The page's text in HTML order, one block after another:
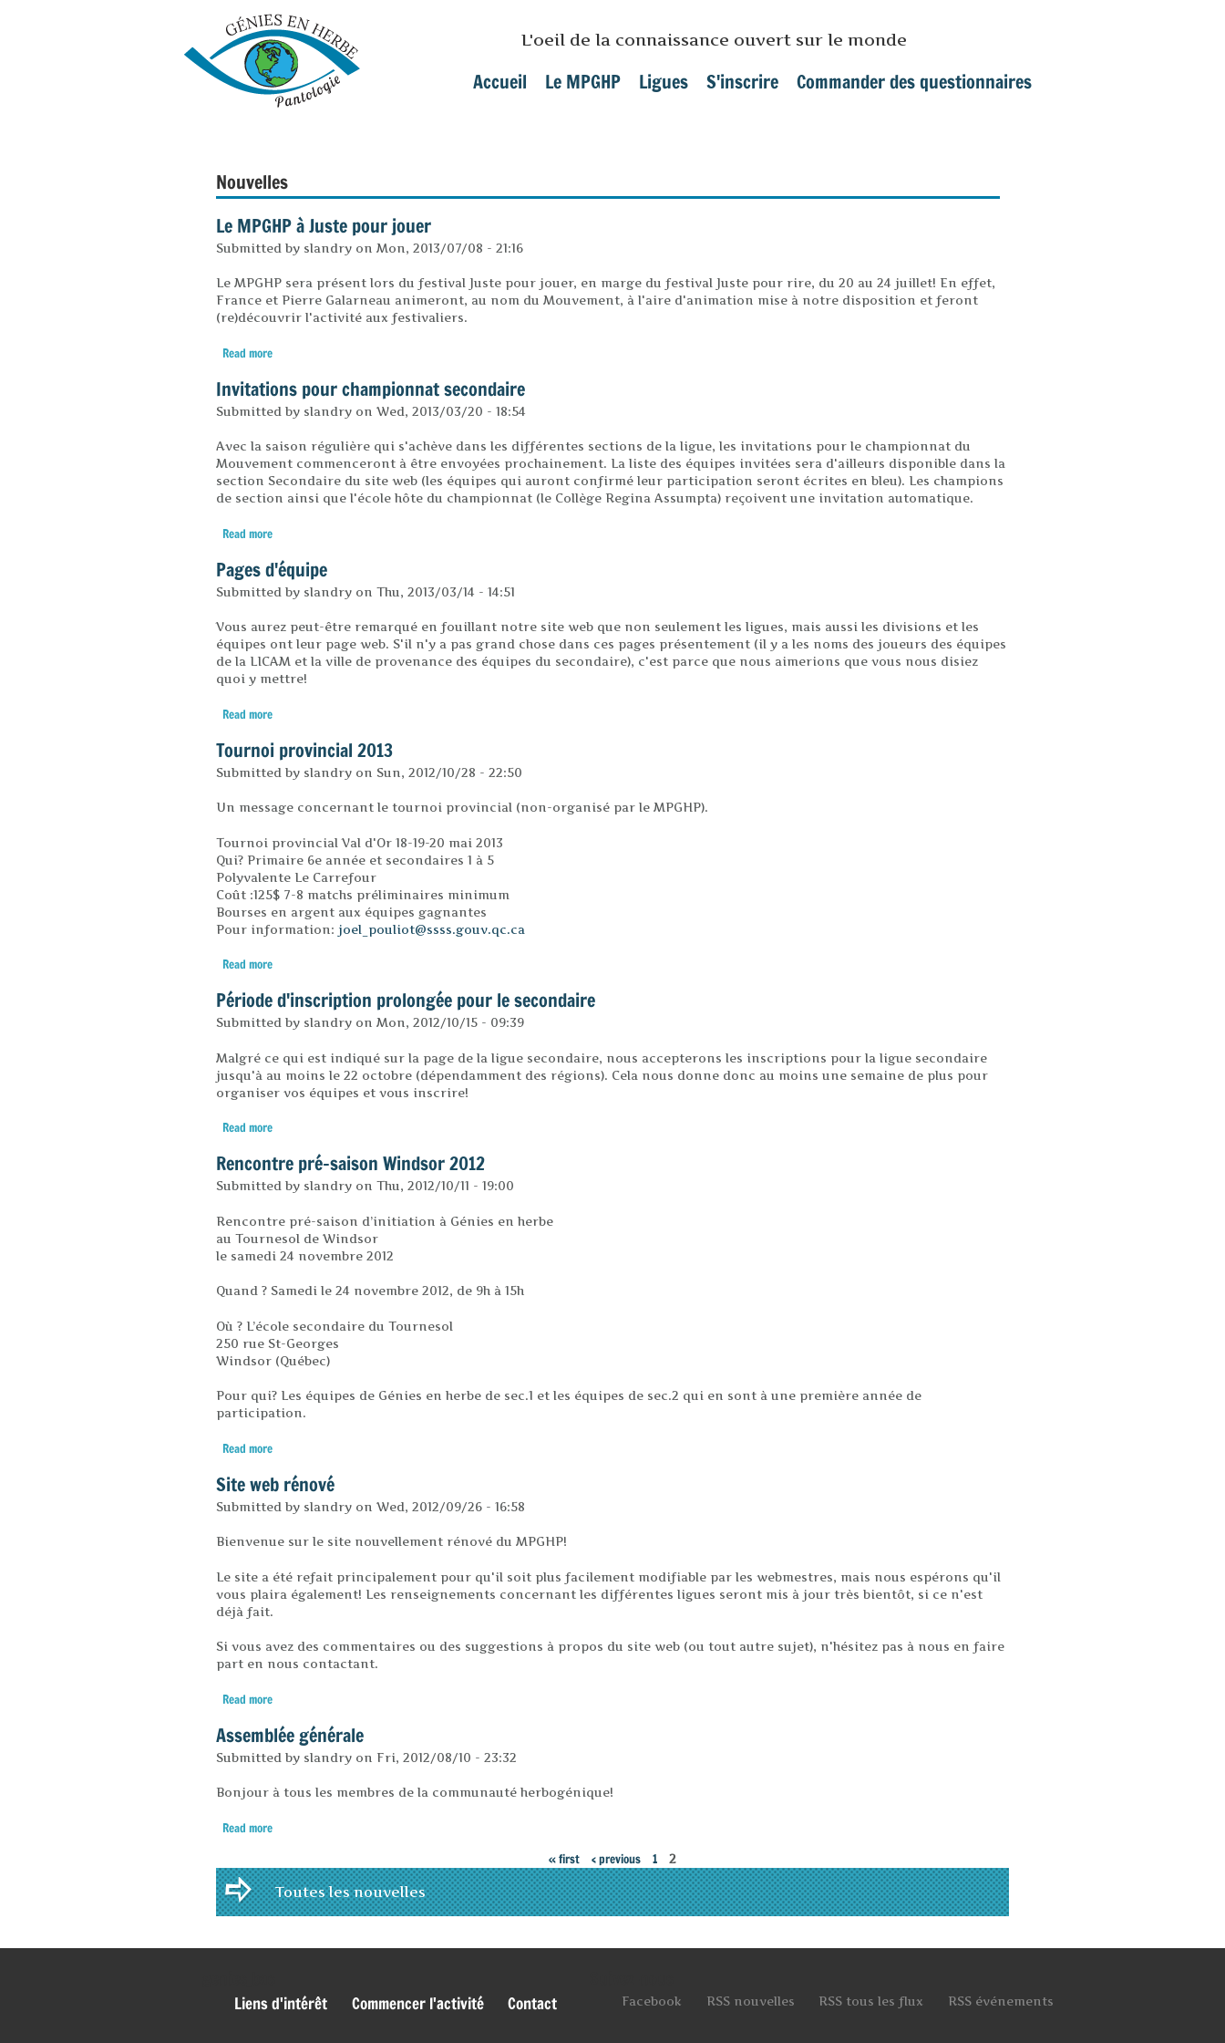
L'oeil de la connaissance ouvert sur le monde
Main menu
Accueil Le MPGHP Ligues S'inscrire Commander des questionnaires
Nouvelles
Le MPGHP à Juste pour jouer
Submitted by slandry on Mon, 2013/07/08 - 21:16
Le MPGHP sera présent lors du festival Juste pour jouer, en marge du festival Juste pour rire, du 20 au 24 juillet! En effet,
France et Pierre Galarneau animeront, au nom du Mouvement, à l'aire d'animation mise à notre disposition et feront
(re)découvrir l'activité aux festivaliers.
Read moreabout Le MPGHP à Juste pour jouer
Invitations pour championnat secondaire
Submitted by slandry on Wed, 2013/03/20 - 18:54
Avec la saison régulière qui s'achève dans les différentes sections de la ligue, les invitations pour le championnat du
Mouvement commenceront à être envoyées prochainement. La liste des équipes invitées sera d'ailleurs disponible dans la
section Secondaire du site web (les équipes qui auront confirmé leur participation seront écrites en bleu). Les champions
de section ainsi que l'école hôte du championnat (le Collège Regina Assumpta) reçoivent une invitation automatique.
Read moreabout Invitations pour championnat secondaire
Pages d'équipe
Submitted by slandry on Thu, 2013/03/14 - 14:51
Vous aurez peut-être remarqué en fouillant notre site web que non seulement les ligues, mais aussi les divisions et les
équipes ont leur page web. S'il n'y a pas grand chose dans ces pages présentement (il y a les noms des joueurs des équipes
de la LICAM et la ville de provenance des équipes du secondaire), c'est parce que nous aimerions que vous nous disiez
quoi y mettre!
Read moreabout Pages d'équipe
Tournoi provincial 2013
Submitted by slandry on Sun, 2012/10/28 - 22:50
Un message concernant le tournoi provincial (non-organisé par le MPGHP).
Tournoi provincial Val d'Or 18-19-20 mai 2013
Qui? Primaire 6e année et secondaires 1 à 5
Polyvalente Le Carrefour
Coût :125$ 7-8 matchs préliminaires minimum
Bourses en argent aux équipes gagnantes
Pour information: joel_pouliot@ssss.gouv.qc.ca
Read moreabout Tournoi provincial 2013
Période d'inscription prolongée pour le secondaire
Submitted by slandry on Mon, 2012/10/15 - 09:39
Malgré ce qui est indiqué sur la page de la ligue secondaire, nous accepterons les inscriptions pour la ligue secondaire
jusqu'à au moins le 22 octobre (dépendamment des régions). Cela nous donne donc au moins une semaine de plus pour
organiser vos équipes et vous inscrire!
Read moreabout Période d'inscription prolongée pour le secondaire
Rencontre pré-saison Windsor 2012
Submitted by slandry on Thu, 2012/10/11 - 19:00
Rencontre pré-saison d’initiation à Génies en herbe
au Tournesol de Windsor
le samedi 24 novembre 2012
Quand ? Samedi le 24 novembre 2012, de 9h à 15h
Où ? L’école secondaire du Tournesol
250 rue St-Georges
Windsor (Québec)
Pour qui? Les équipes de Génies en herbe de sec.1 et les équipes de sec.2 qui en sont à une première année de
participation.
Read moreabout Rencontre pré-saison Windsor 2012
Site web rénové
Submitted by slandry on Wed, 2012/09/26 - 16:58
Bienvenue sur le site nouvellement rénové du MPGHP!
Le site a été refait principalement pour qu'il soit plus facilement modifiable par les webmestres, mais nous espérons qu'il
vous plaira également! Les renseignements concernant les différentes ligues seront mis à jour très bientôt, si ce n'est
déjà fait.
Si vous avez des commentaires ou des suggestions à propos du site web (ou tout autre sujet), n'hésitez pas à nous en faire
part en nous contactant.
Read moreabout Site web rénové
Assemblée générale
Submitted by slandry on Fri, 2012/08/10 - 23:32
Bonjour à tous les membres de la communauté herbogénique!
Read moreabout Assemblée générale
Pages « first ‹ previous 1 2
Toutes les nouvelles
Liens d'intérêt Commencer l'activité Contact Facebook RSS nouvelles RSS tous les flux RSS événements